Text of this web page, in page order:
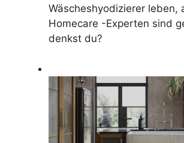
Wäscheshyodizierer leben,
Homecare -Experten sind
denkst du?